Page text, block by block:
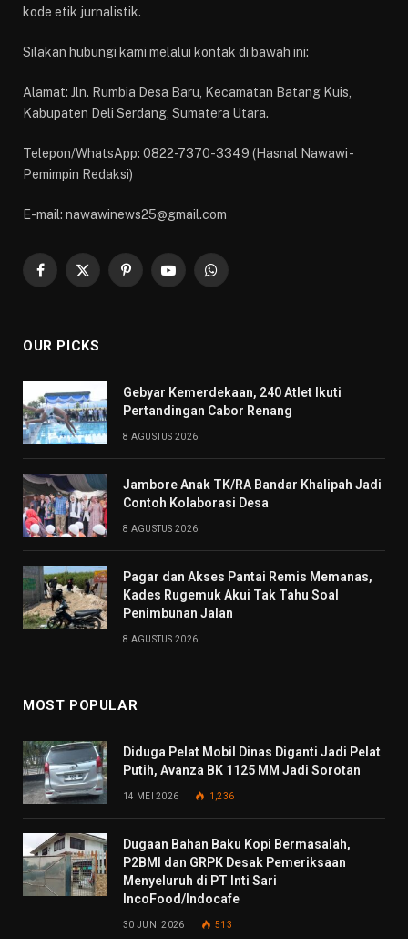
kode etik jurnalistik.
Silakan hubungi kami melalui kontak di bawah ini:
Alamat: Jln. Rumbia Desa Baru, Kecamatan Batang Kuis,
Kabupaten Deli Serdang, Sumatera Utara.
Telepon/WhatsApp: 0822-7370-3349 (Hasnal Nawawi -
Pemimpin Redaksi)
E-mail: nawawinews25@gmail.com
Facebook
X
PinterestYouTubeWhatsApp
OUR PICKS
Gebyar Kemerdekaan, 240 Atlet Ikuti
Pertandingan Cabor Renang
8 AGUSTUS 2026
Jambore Anak TK/RA Bandar Khalipah Jadi
Contoh Kolaborasi Desa
8 AGUSTUS 2026
Pagar dan Akses Pantai Remis Memanas,
Kades Rugemuk Akui Tak Tahu Soal
Penimbunan Jalan
8 AGUSTUS 2026
MOST POPULAR
Diduga Pelat Mobil Dinas Diganti Jadi Pelat
Putih, Avanza BK 1125 MM Jadi Sorotan
14 MEI 2026 1,236
Dugaan Bahan Baku Kopi Bermasalah,
P2BMI dan GRPK Desak Pemeriksaan
Menyeluruh di PT Inti Sari
IncoFood/Indocafe
30 JUNI 2026 513